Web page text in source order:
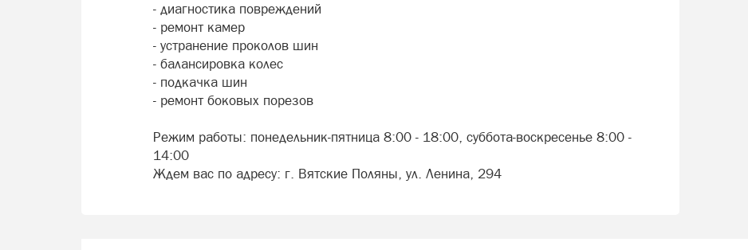
- диагностика повреждений
- ремонт камер
- устранение проколов шин
- балансировка колес
- подкачка шин
- ремонт боковых порезов
Режим работы: понедельник-пятница 8:00 - 18:00, суббота-воскресенье 8:00 -
14:00
Ждем вас по адресу: г. Вятские Поляны, ул. Ленина, 294